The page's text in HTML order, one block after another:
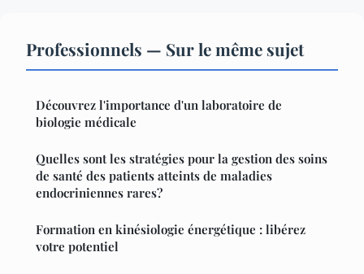
Professionnels — Sur le même sujet
Découvrez l'importance d'un laboratoire de
biologie médicale
Quelles sont les stratégies pour la gestion des soins
de santé des patients atteints de maladies
endocriniennes rares?
Formation en kinésiologie énergétique : libérez
votre potentiel